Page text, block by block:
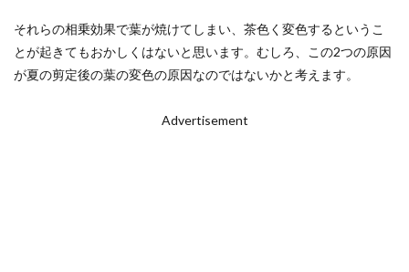
それらの相乗効果で葉が焼けてしまい、茶色く変色するというこ
とが起きてもおかしくはないと思います。むしろ、この2つの原因
が夏の剪定後の葉の変色の原因なのではないかと考えます。
Advertisement